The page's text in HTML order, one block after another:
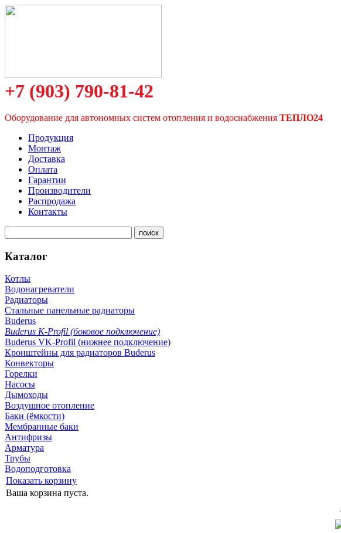
+7 (903) 790-81-42
Оборудование для автономных систем отопления и водоснабжения ТЕПЛО24
Продукция
Монтаж
Доставка
Оплата
Гарантии
Производители
Распродажа
Контакты
Каталог
Котлы
Водонагреватели
Радиаторы
Стальные панельные радиаторы
Buderus
Buderus K-Profil (боковое подключение)
Buderus VK-Profil (нижнее подключение)
Кронштейны для радиаторов Buderus
Конвекторы
Горелки
Насосы
Дымоходы
Воздушное отопление
Баки (ёмкости)
Мембранные баки
Антифризы
Арматура
Трубы
Водоподготовка
Показать корзину
Ваша корзина пуста.